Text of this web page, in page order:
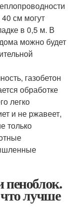
см могут
в 0,5 м. В
можно будет
газобетон
обработке
легко
и не ржавеет,
только
пеноблок.
лучше